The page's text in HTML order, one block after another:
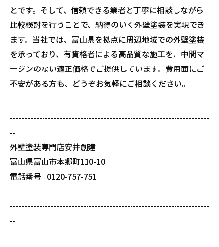
とです。そして、信頼できる業者と丁寧に相談しながら
比較検討を行うことで、納得のいく外壁塗装を実現でき
ます。当社では、富山県を拠点に周辺地域での外壁塗装
を承っており、有資格者による高品質な施工を、中間マ
ージンのない適正価格でご提供しています。費用面にご
不安がある方も、どうぞお気軽にご相談ください。
--------------------------------------------------------------------
--
外壁塗装専門店安井創建
富山県富山市本郷町110-10
電話番号 : 0120-757-751
--------------------------------------------------------------------
--